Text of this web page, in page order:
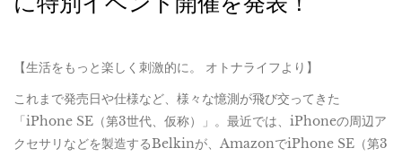
【生活をもっと楽しく刺激的に。 オトナライフより】
これまで発売日や仕様など、様々な憶測が飛び交ってきた
「iPhone SE（第3世代、仮称）」。最近では、iPhoneの周辺ア
クセサリなどを製造するBelkinが、AmazonでiPhone SE（第3